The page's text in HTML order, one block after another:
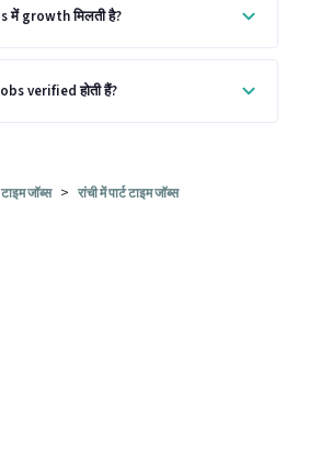
में growth मिलती है?
verified होती हैं?
टाइम जॉब्स > रांची में पार्ट टाइम जॉब्स